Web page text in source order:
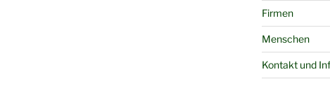
Firmen
Menschen
Kontakt und